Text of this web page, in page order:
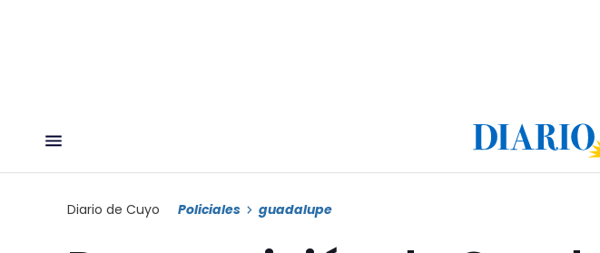
Diario de Cuyo Policiales guadalupe